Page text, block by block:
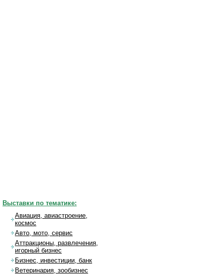
Выставки по тематике:
Авиация, авиастроение,
космос
Авто, мото, сервис
Аттракционы, развлечения,
игорный бизнес
Бизнес, инвестиции, банк
Ветеринария, зообизнес